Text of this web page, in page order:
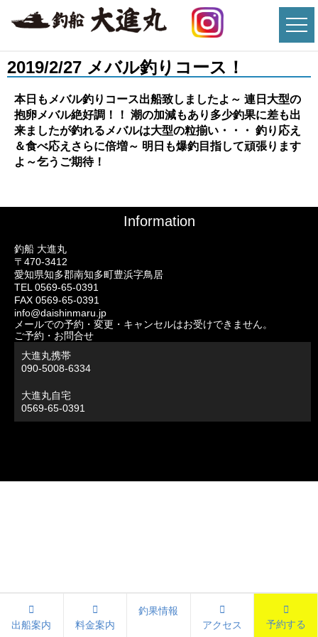
2019/2/27 メバル釣りコース！
本日もメバル釣りコース出船致しましたよ～ 連日大型の
抱卵メバル絶好調！！ 潮の加減もあり多少釣果に差も出
来ましたが釣れるメバルは大型の粒揃い・・・ 釣り応え
＆食べ応えさらに倍増～ 明日も爆釣目指して頑張ります
よ～乞うご期待！
Information
釣船 大進丸
〒470-3412
愛知県知多郡南知多町豊浜字鳥居
TEL 0569-65-0391
FAX 0569-65-0391
info@daishinmaru.jp
メールでの予約・変更・キャンセルはお受けできません。
ご予約・お問合せ
大進丸携帯
090-5008-6334
大進丸自宅
0569-65-0391
出船案内 料金案内
釣果情報
アクセス
予約する